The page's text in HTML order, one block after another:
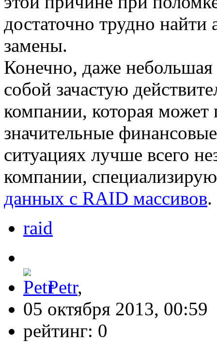
достаточно трудно
замены.
Конечно, даже небольшая
собой зачастую
компании, которая может
значительные
ситуациях лучше всего
компании,
данных с RAID массивов.
raid
Petr,
05 октября 2013, 00:59
рейтинг: 0